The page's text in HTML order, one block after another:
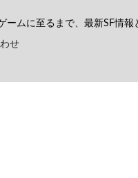
ームに至るまで、最新SF情報
せ